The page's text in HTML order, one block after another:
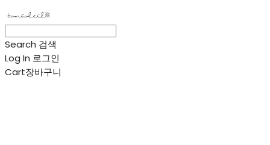
Search 검색
Log In 로그인
Cart장바구니